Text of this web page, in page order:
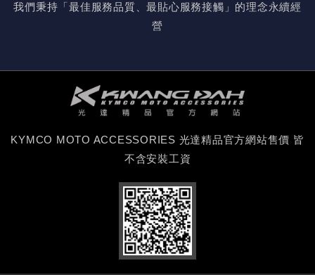
我們秉持「最佳服務品質、最貼心服務接觸」的理念永續經
營
KYMCO MOTO ACCESSORIES 光達精品官方網站售價 皆
不含安裝工資